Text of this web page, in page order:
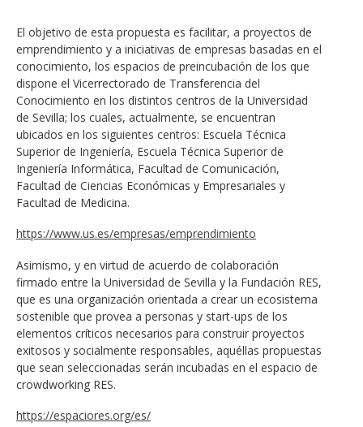
El objetivo de esta propuesta es facilitar, a proyectos de
emprendimiento y a iniciativas de empresas basadas en el
conocimiento, los espacios de preincubación de los que
dispone el Vicerrectorado de Transferencia del
Conocimiento en los distintos centros de la Universidad
de Sevilla; los cuales, actualmente, se encuentran
ubicados en los siguientes centros: Escuela Técnica
Superior de Ingeniería, Escuela Técnica Superior de
Ingeniería Informática, Facultad de Comunicación,
Facultad de Ciencias Económicas y Empresariales y
Facultad de Medicina.
https://www.us.es/empresas/emprendimiento
Asimismo, y en virtud de acuerdo de colaboración
firmado entre la Universidad de Sevilla y la Fundación RES,
que es una organización orientada a crear un ecosistema
sostenible que provea a personas y start-ups de los
elementos críticos necesarios para construir proyectos
exitosos y socialmente responsables, aquéllas propuestas
que sean seleccionadas serán incubadas en el espacio de
crowdworking RES.
https://espaciores.org/es/